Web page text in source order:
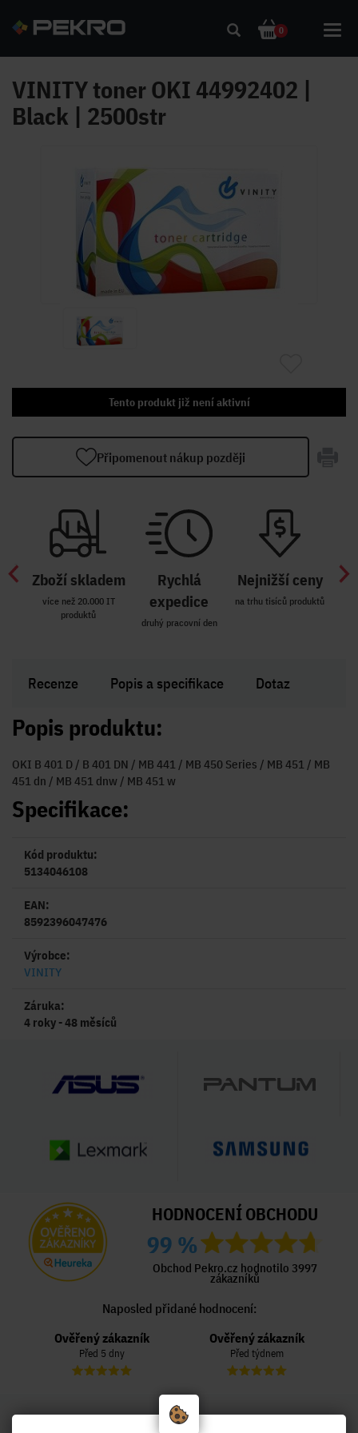
0
VINITY toner OKI 44992402 |
Black | 2500str
Tento produkt již není aktivní
Připomenout nákup později
Zboží skladem
více než 20.000 IT
produktů
Rychlá
expedice
druhý pracovní den
Nejnižší ceny
na trhu tisíců produktů
Recenze Popis a specifikace Dotaz
Popis produktu:
OKI B 401 D / B 401 DN / MB 441 / MB 450 Series / MB 451 / MB
451 dn / MB 451 dnw / MB 451 w
Specifikace:
Kód produktu:
5134046108
EAN:
8592396047476
Výrobce:
VINITY
Záruka:
4 roky - 48 měsíců
HODNOCENÍ OBCHODU
99 %
Obchod Pekro.cz hodnotilo 3997
zákazníků
Naposled přidané hodnocení:
Ověřený zákazník
Před 5 dny
Ověřený zákazník
Před týdnem